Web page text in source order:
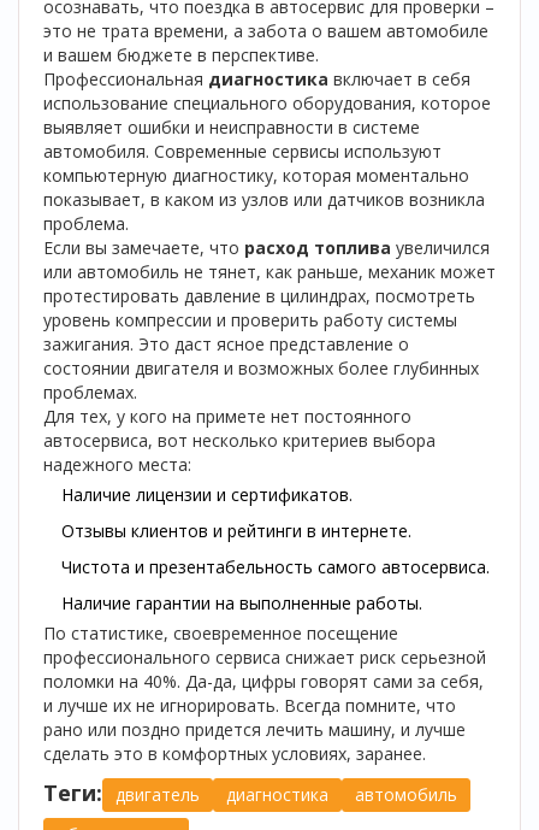
осознавать, что поездка в автосервис для проверки –
это не трата времени, а забота о вашем автомобиле
и вашем бюджете в перспективе.
Профессиональная диагностика включает в себя
использование специального оборудования, которое
выявляет ошибки и неисправности в системе
автомобиля. Современные сервисы используют
компьютерную диагностику, которая моментально
показывает, в каком из узлов или датчиков возникла
проблема.
Если вы замечаете, что расход топлива увеличился
или автомобиль не тянет, как раньше, механик может
протестировать давление в цилиндрах, посмотреть
уровень компрессии и проверить работу системы
зажигания. Это даст ясное представление о
состоянии двигателя и возможных более глубинных
проблемах.
Для тех, у кого на примете нет постоянного
автосервиса, вот несколько критериев выбора
надежного места:
Наличие лицензии и сертификатов.
Отзывы клиентов и рейтинги в интернете.
Чистота и презентабельность самого автосервиса.
Наличие гарантии на выполненные работы.
По статистике, своевременное посещение
профессионального сервиса снижает риск серьезной
поломки на 40%. Да-да, цифры говорят сами за себя,
и лучше их не игнорировать. Всегда помните, что
рано или поздно придется лечить машину, и лучше
сделать это в комфортных условиях, заранее.
Теги: двигатель диагностика
автомобиль